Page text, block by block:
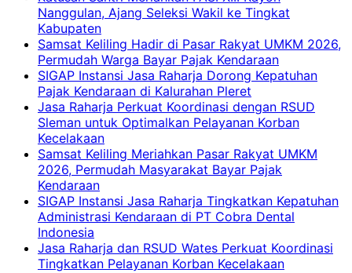
Nanggulan, Ajang Seleksi Wakil ke Tingkat
Kabupaten
Samsat Keliling Hadir di Pasar Rakyat UMKM 2026,
Permudah Warga Bayar Pajak Kendaraan
SIGAP Instansi Jasa Raharja Dorong Kepatuhan
Pajak Kendaraan di Kalurahan Pleret
Jasa Raharja Perkuat Koordinasi dengan RSUD
Sleman untuk Optimalkan Pelayanan Korban
Kecelakaan
Samsat Keliling Meriahkan Pasar Rakyat UMKM
2026, Permudah Masyarakat Bayar Pajak
Kendaraan
SIGAP Instansi Jasa Raharja Tingkatkan Kepatuhan
Administrasi Kendaraan di PT Cobra Dental
Indonesia
Jasa Raharja dan RSUD Wates Perkuat Koordinasi
Tingkatkan Pelayanan Korban Kecelakaan